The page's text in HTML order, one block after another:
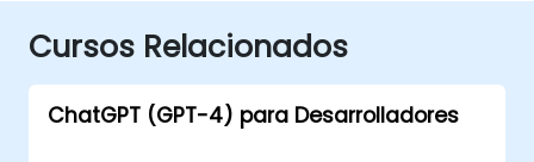
Cursos Relacionados
ChatGPT (GPT-4) para Desarrolladores